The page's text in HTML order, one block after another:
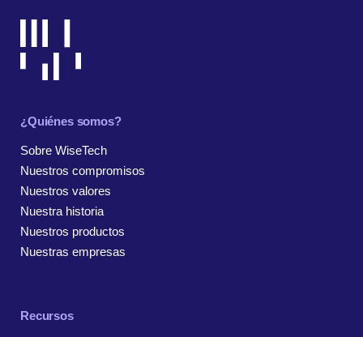
¿Quiénes somos?
Sobre WiseTech
Nuestros compromisos
Nuestros valores
Nuestra historia
Nuestros productos
Nuestras empresas
Recursos